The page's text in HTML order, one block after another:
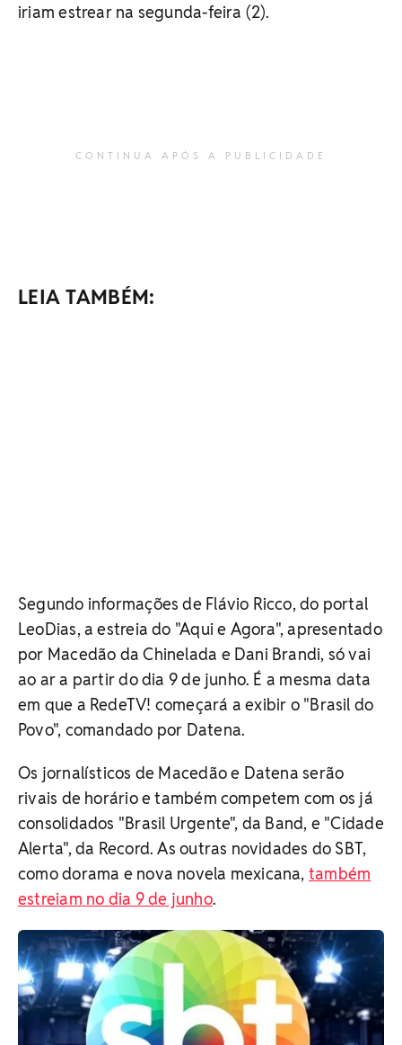
iriam estrear na segunda-feira (2).
CONTINUA APÓS A PUBLICIDADE
LEIA TAMBÉM:
Segundo informações de Flávio Ricco, do portal
LeoDias, a estreia do "Aqui e Agora", apresentado
por Macedão da Chinelada e Dani Brandi, só vai
ao ar a partir do dia 9 de junho. É a mesma data
em que a RedeTV! começará a exibir o "Brasil do
Povo", comandado por Datena.
Os jornalísticos de Macedão e Datena serão
rivais de horário e também competem com os já
consolidados "Brasil Urgente", da Band, e "Cidade
Alerta", da Record. As outras novidades do SBT,
como dorama e nova novela mexicana, também
estreiam no dia 9 de junho.